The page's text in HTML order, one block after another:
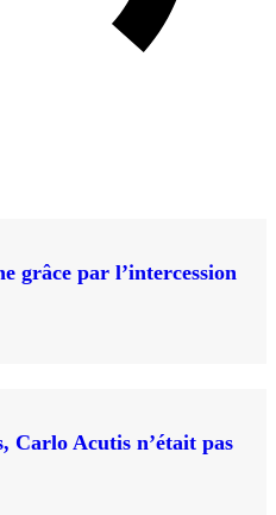
grâce par l’intercession
Carlo Acutis n’était pas